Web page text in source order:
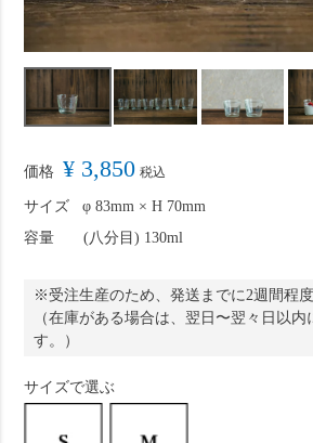
価格 ¥ 3,850 税込
サイズ
φ 83mm × H 70mm
容量
(八分目) 130ml
※受注生産のため、発送までに2週間程
（在庫がある場合は、翌日〜翌々日以内
す。）
サイズで選ぶ